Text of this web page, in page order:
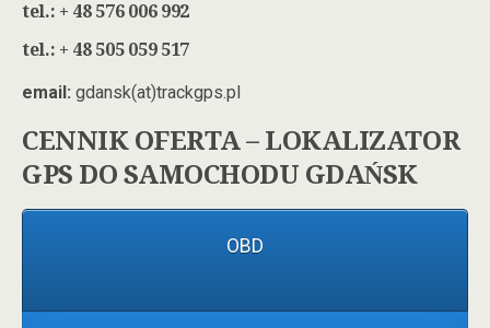
tel.: + 48 576 006 992
tel.: + 48 505 059 517
email: gdansk(at)trackgps.pl
CENNIK OFERTA – LOKALIZATOR
GPS DO SAMOCHODU GDAŃSK
OBD